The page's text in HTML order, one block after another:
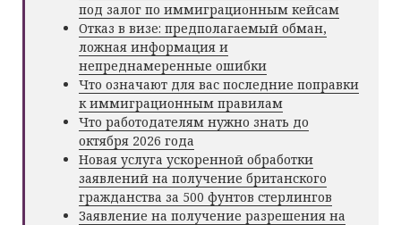
под залог по иммиграционным кейсам
Отказ в визе: предполагаемый обман,
ложная информация и
непреднамеренные ошибки
Что означают для вас последние поправки
к иммиграционным правилам
Что работодателям нужно знать до
октября 2026 года
Новая услуга ускоренной обработки
заявлений на получение британского
гражданства за 500 фунтов стерлингов
Заявление на получение разрешения на